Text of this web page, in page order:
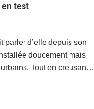
en test
parler d’elle depuis son
doucement mais
Tout en creusant